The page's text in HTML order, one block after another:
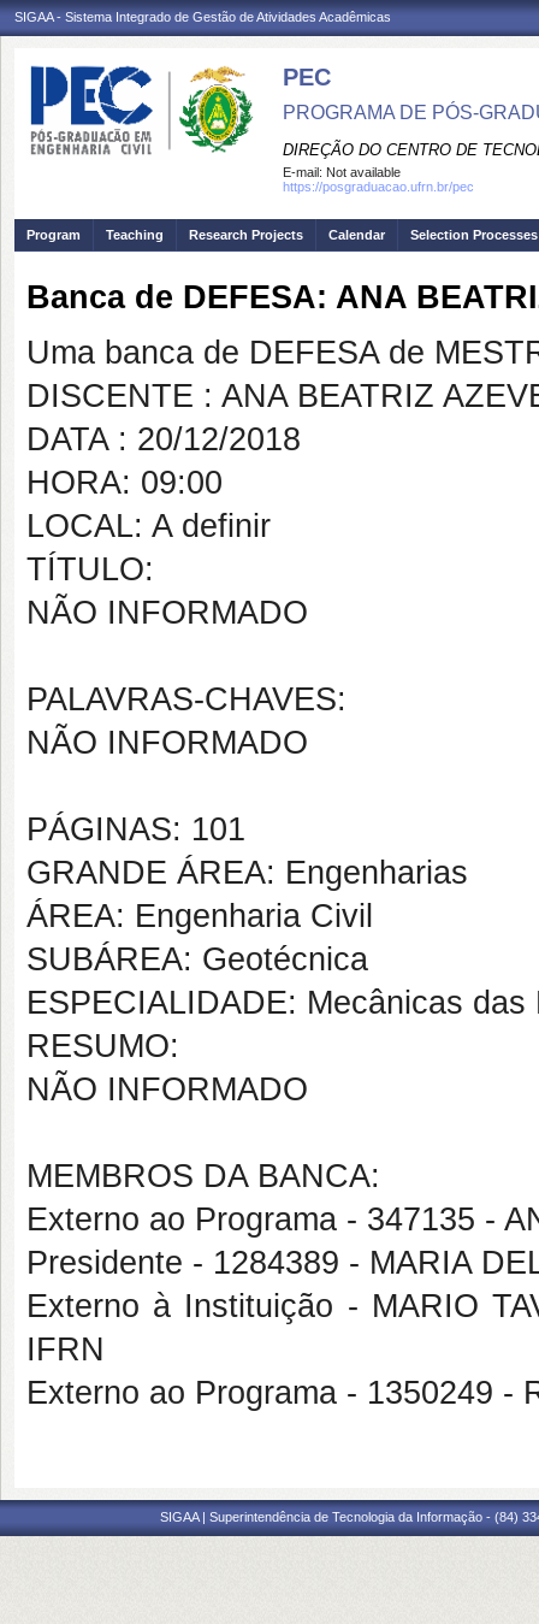
SIGAA - Sistema Integrado de Gestão de Atividades Acadêmicas
PEC
PROGRAMA DE PÓS-
DIREÇÃO DO CENTRO DE
E-mail: Not available
https://posgraduacao.ufrn.br/pec
Program Teaching Research Projects Calendar Selection Processes
Banca de DEFESA: ANA
Uma banca de DEFESA de
DISCENTE : ANA BEATRIZ
DATA : 20/12/2018
HORA: 09:00
LOCAL: A definir
TÍTULO:
NÃO INFORMADO
PALAVRAS-CHAVES:
NÃO INFORMADO
PÁGINAS: 101
GRANDE ÁREA: Engenharias
ÁREA: Engenharia Civil
SUBÁREA: Geotécnica
ESPECIALIDADE: Mecânicas das
RESUMO:
NÃO INFORMADO
MEMBROS DA BANCA:
Externo ao Programa - 347135 -
Presidente - 1284389 - MARIA
Externo à Instituição - MARIO
IFRN
Externo ao Programa - 1350249 -
SIGAA | Superintendência de Tecnologia da Informação - (84)